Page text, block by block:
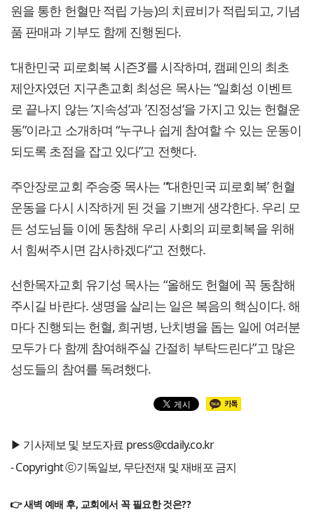
원을 통한 헌혈만 적립 가능)의 치료비가 적립되고, 기념
품 판매과 기부도 함께 진행된다.
‘대한민국 피로회복 시즌3’를 시작하며, 캠페인의 최초
제안자였던 지구촌교회 최성은 목사는 “일회성 이벤트
로 끝나지 않는 ’지속성‘과 ’진정성‘을 가지고 있는 헌혈운
동”이라고 소개하며 “누구나 쉽게 참여할 수 있는 운동이
되도록 초점을 잡고 있다”고 전햇다.
주안장로교회 주승중 목사는 “‘대한민국 피로회복’ 헌혈
운동을 다시 시작하게 된 것을 기쁘게 생각한다. 우리 모
든 성도님들 이에 동참해 우리 사회의 피로회복을 위해
서 힘써주시면 감사하겠다“고 전했다.
선한목자교회 유기성 목사는 “올해도 헌혈에 꼭 동참해
주시길 바란다. 생명을 살리는 일은 복음의 핵심이다. 해
마다 진행되는 헌혈, 희귀병, 난치병을 돕는 일에 여러분
모두가 다 함께 참여해주실 간절히 부탁드린다”고 많은
성도들의 참여를 독려했다.
▶ 기사제보 및 보도자료 press@cdaily.co.kr
- Copyright ⓒ기독일보, 무단전재 및 재배포 금지
👉 새벽 예배 후, 교회에서 꼭 필요한 것은??